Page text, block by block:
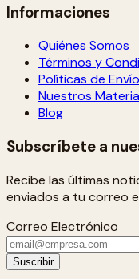
Informaciones
Quiénes Somos
Términos y
Políticas de Envío
Nuestros
Blog
Subscríbete a
Recibe las últimas
enviados a tu correo
Correo Electrónico
Suscribir